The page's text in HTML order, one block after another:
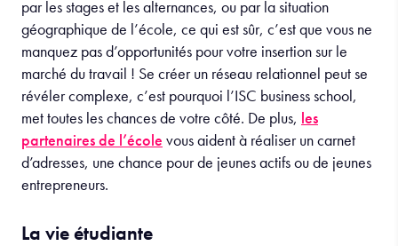
par les stages et les alternances, ou par la situation
géographique de l’école, ce qui est sûr, c’est que vous ne
manquez pas d’opportunités pour votre insertion sur le
marché du travail ! Se créer un réseau relationnel peut se
révéler complexe, c’est pourquoi l’ISC business school,
met toutes les chances de votre côté. De plus, les
partenaires de l’école vous aident à réaliser un carnet
d’adresses, une chance pour de jeunes actifs ou de jeunes
entrepreneurs.
La vie étudiante